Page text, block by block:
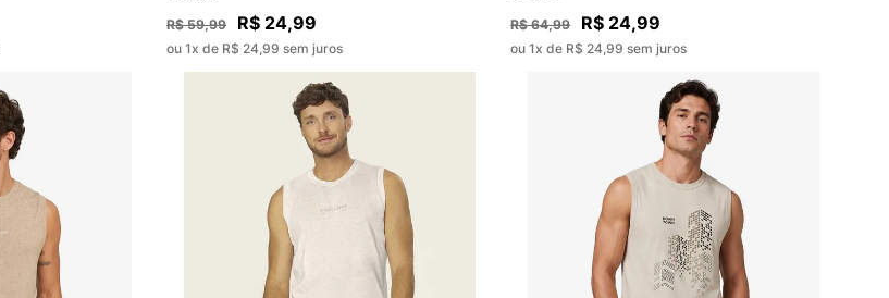
R$ 59,99 R$ 24,99
ou 1x de R$ 24,99 sem juros
R$ 64,99 R$ 24,99
ou 1x de R$ 24,99 sem juros